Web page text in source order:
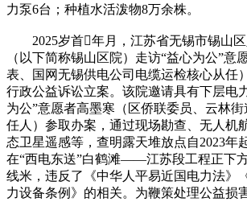
力泵6台；种植水活泼物8万余株。
2025岁首年月，江苏省无锡市锡山区
（以下简称锡山区院）走访“益心为公”意
表、国网无锡供电公司电缆运检核心从任
行政公益诉讼立案。该院邀请具有下层电
为公”意愿者高墨寒（区侨联委员、云林
任人）参取办案，通过现场勘查、无人机
态卫星遥感等，查明露天堆放点自2023年
在“西电东送”白鹤滩——江苏段工程正下
线米，违反了《中华人平易近国电力法》
力设备条例》的相关。为鞭策处理公益损